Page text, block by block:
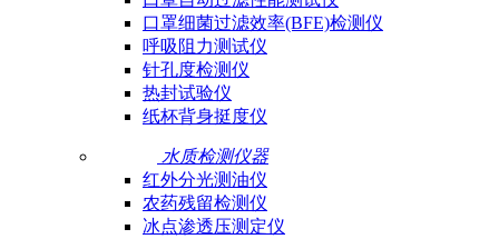
口罩细菌过滤效率(BFE)检测仪
呼吸阻力测试仪
针孔度检测仪
热封试验仪
纸杯背身挺度仪
水质检测仪器
红外分光测油仪
农药残留检测仪
冰点渗透压测定仪